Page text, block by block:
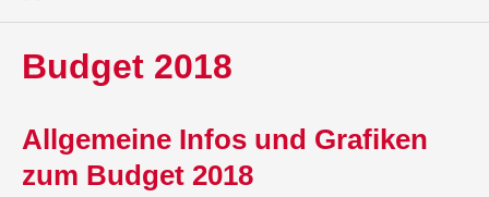
Budget 2018
Allgemeine Infos und Grafiken
zum Budget 2018